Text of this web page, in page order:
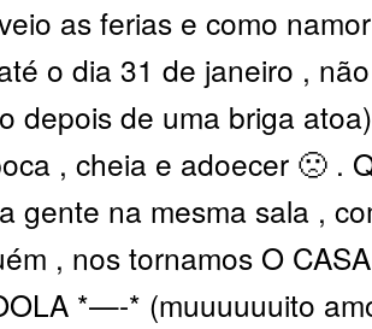
as ferias e como
o dia 31 de janeiro ,
depois de uma briga
, cheia e adoecer 🙁 .
gente na mesma sala ,
, nos tornamos O
*—-* (muuuuuuito